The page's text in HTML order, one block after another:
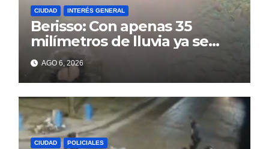
CIUDAD INTERÉS GENERAL
Berisso: Con apenas 35
milímetros de lluvia ya se
sienten los problemas
AGO 6, 2026
CIUDAD POLICIALES